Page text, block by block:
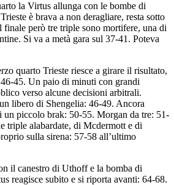
la Virtus allunga con le bombe di
è brava a non deragliare, resta sotto
però tre triple sono mortifere, una di
Si va a metà gara sul 37-41. Poteva
quarto Trieste riesce a girare il risultato,
45. Un paio di minuti con grandi
verso alcune decisioni arbitrali.
libero di Shengelia: 46-49. Ancora
un piccolo brak: 50-55. Morgan da tre: 51-
triple alabardate, di Mcdermott e di
sulla sirena: 57-58 all’ultimo
il canestro di Uthoff e la bomba di
reagisce subito e si riporta avanti: 64-68.